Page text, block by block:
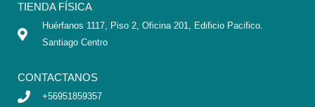
TIENDA FÍSICA
Huérfanos 1117, Piso 2, Oficina 201, Edificio Pacifico.
Santiago Centro
CONTACTANOS
+56951859357